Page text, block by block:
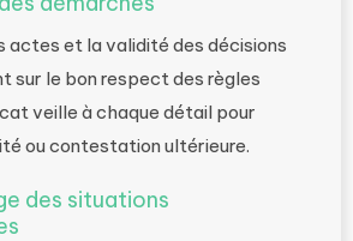
actes et la validité des décisions
sur le bon respect des règles
veille à chaque détail pour
ou contestation ultérieure.
des situations